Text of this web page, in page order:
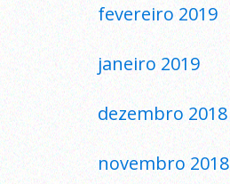
fevereiro 2019
janeiro 2019
dezembro 2018
novembro 2018